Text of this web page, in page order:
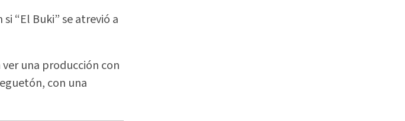
“El Buki” se atrevió a
una producción con
con una